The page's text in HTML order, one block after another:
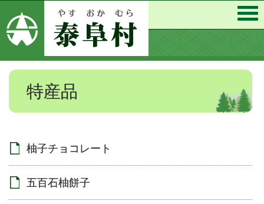
特産品
柚子チョコレート
五百石柚餅子